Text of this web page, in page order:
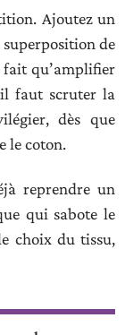
Ajoutez un
superposition de
fait qu’amplifier
faut scruter la
dès que
le coton.
reprendre un
qui sabote le
choix du tissu,